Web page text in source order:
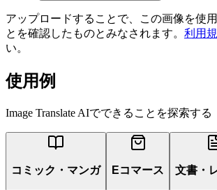
アップロードすることで、この画像を使
とを確認したものとみなされます。 利用
い。
使用例
Image Translate AIでできることを探索する
コミック・マンガ Eコマース 文書・